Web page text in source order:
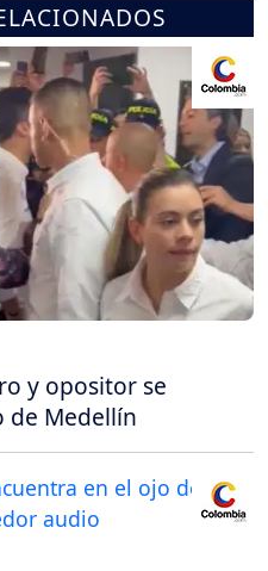
y opositor se
de Medellín